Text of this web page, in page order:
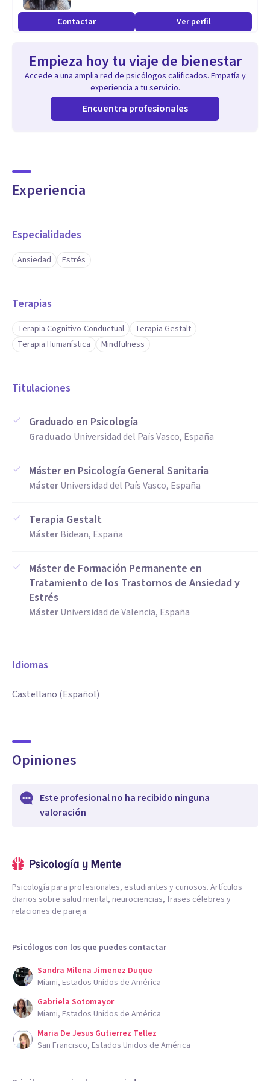
Si sientes que ha llegado el momento de cuidarte, estoy
Contactar Ver perfil
Empieza hoy tu viaje de bienestar
Accede a una amplia red de psicólogos calificados. Empatía y
experiencia a tu servicio.
Encuentra profesionales
Experiencia
Especialidades
Ansiedad Estrés
Terapias
Terapia Cognitivo-Conductual
Terapia Gestalt
Terapia Humanística
Mindfulness
Titulaciones
Graduado en Psicología
Graduado Universidad del País Vasco, España
Máster en Psicología General Sanitaria
MásterUniversidad del País Vasco, España
Terapia Gestalt
MásterBidean, España
Máster de Formación Permanente en
Tratamiento de los Trastornos de Ansiedad y
Estrés
MásterUniversidad de Valencia, España
Idiomas
Castellano (Español)
Opiniones
Este profesional no ha recibido ninguna
valoración
Psicología para profesionales, estudiantes y curiosos. Artículos
diarios sobre salud mental, neurociencias, frases célebres y
relaciones de pareja.
Psicólogos con los que puedes contactar
Sandra Milena Jimenez Duque
Miami, Estados Unidos de América
Gabriela Sotomayor
Miami, Estados Unidos de América
Maria De Jesus Gutierrez Tellez
San Francisco, Estados Unidos de América